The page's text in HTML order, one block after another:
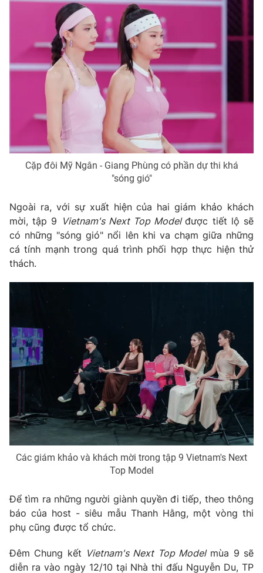
VTV8
Liên hệ tòa soạn English
THỜI BÁO VTV
Theo dõi báo trên
Cơ quan báo chí:Thời báo VTV
Giấy phép hoạt động báo in và báo điện tử số 483/GP-BTTTT
cấp ngày 29/12/2023
Tổng Biên tập:Vũ Thanh Thủy
Nguyễn Trọng Ninh
Tổng đài VTV:
024.38 355 931 - 024.38 355 932
024.66 897 897
Email:toasoan@vtv.vn
Liên hệ quảng cáo: 024-7300.7108
® Cấm sao chép dưới mọi hình thức nếu không có sự chấp
thuận bằng văn bản. Ghi rõ nguồn VTV.vn khi phát hành lại
Cặp đôi Mỹ Ngân - Giang Phùng có phần dự thi khá
"sóng gió"
Ngoài ra, với sự xuất hiện của hai giám khảo khách
mời, tập 9 Vietnam's Next Top Modelđược tiết lộ sẽ
có những "sóng gió" nổi lên khi va chạm giữa những
cá tính mạnh trong quá trình phối hợp thực hiện thử
thách.
Các giám khảo và khách mời trong tập 9 Vietnam's Next
Top Model
Để tìm ra những người giành quyền đi tiếp, theo thông
báo của host - siêu mẫu Thanh Hằng, một vòng thi
phụ cũng được tổ chức.
Đêm Chung kết Vietnam's Next Top Modelmùa 9 sẽ
diễn ra vào ngày 12/10 tại Nhà thi đấu Nguyễn Du, TP